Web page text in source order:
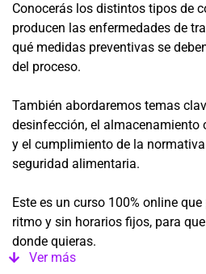
Conocerás los distintos tipos de
producen las enfermedades de
qué medidas preventivas se
del proceso.
También abordaremos temas
desinfección, el almacenamiento
y el cumplimiento de la
seguridad alimentaria.
Este es un curso 100% online
ritmo y sin horarios fijos, para
donde quieras.
Ver más